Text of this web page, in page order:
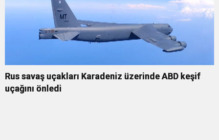
Rus savaş uçakları Karadeniz üzerinde ABD keşif
uçağını önledi